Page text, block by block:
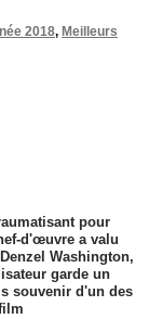
2018, Meilleurs
pour
d'œuvre a valu
Washington,
garde un
souvenir d'un des